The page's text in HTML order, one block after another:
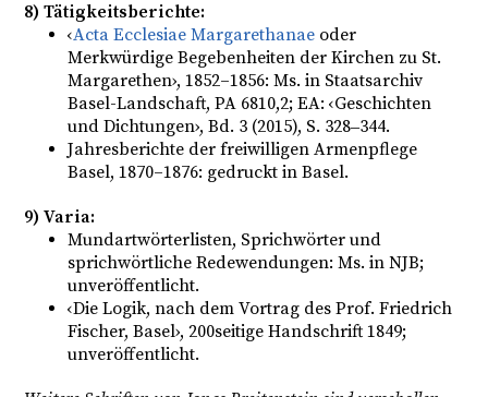
8) Tätigkeitsberichte:
‹Acta Ecclesiae Margarethanae oder
Merkwürdige Begebenheiten der Kirchen zu St.
Margarethen›, 1852–1856: Ms. in Staatsarchiv
Basel-Landschaft, PA 6810,2; EA: ‹Geschichten
und Dichtungen›, Bd. 3 (2015), S. 328‒344.
Jahresberichte der freiwilligen Armenpflege
Basel, 1870–1876: gedruckt in Basel.
9) Varia:
Mundartwörterlisten, Sprichwörter und
sprichwörtliche Redewendungen: Ms. in NJB;
unveröffentlicht.
‹Die Logik, nach dem Vortrag des Prof. Friedrich
Fischer, Basel›, 200seitige Handschrift 1849;
unveröffentlicht.